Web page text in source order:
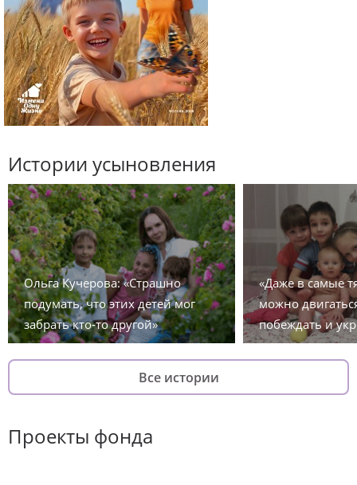
Истории усыновления
Ольга Кучерова: «Страшно
подумать, что этих детей мог
забрать кто-то другой»
«Даже в самые
можно
побеждать и
Все истории
Проекты фонда